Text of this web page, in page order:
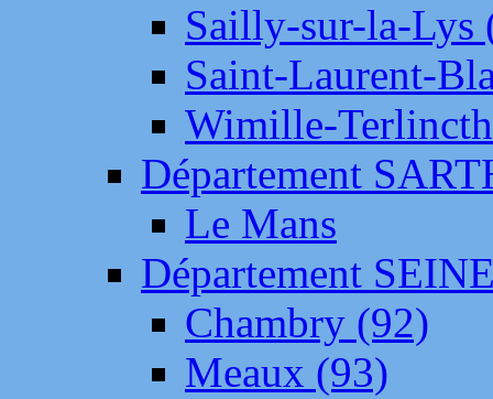
Sailly-sur-la-Lys
Saint-Laurent-
Wimille-
Département
Le Mans
Département
Chambry (92)
Meaux (93)